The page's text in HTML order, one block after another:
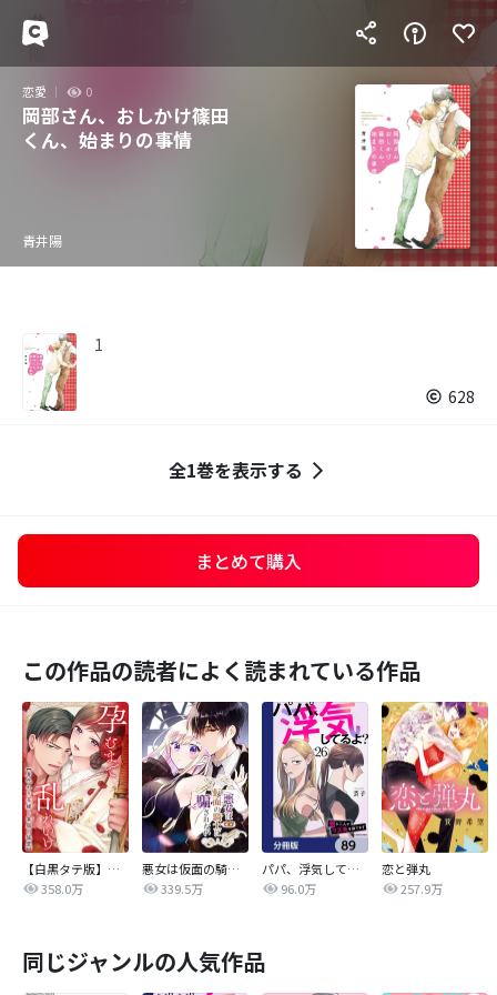
恋愛 0
岡部さん、おしかけ篠田
くん、始まりの事情
青井陽
1
628
全1巻を表示する
まとめて購入
この作品の読者によく読まれている作品
【白黒タテ版】孕むまで乱れいけ～身代わり花嫁と軍服の猛愛
358.0万
悪女は仮面の騎士に騙されない
339.5万
パパ、浮気してるよ？娘と二人でクズ夫を捨てます【分冊版】
96.0万
恋と弾丸
257.9万
同じジャンルの人気作品